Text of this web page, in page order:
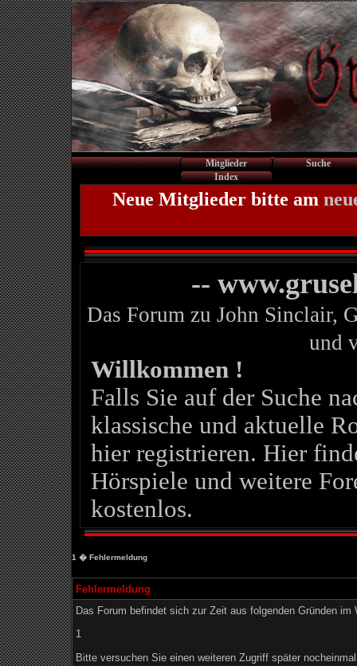
Mitglieder
Suche
Index
Neue Mitglieder bitte am
--
Das Forum zu John Sinclair,
und
Willkommen !
Falls Sie auf der Suche
klassische und aktuelle
hier registrieren. Hier
Hörspiele und weitere
kostenlos.
1 � Fehlermeldung
Fehlermeldung
Das Forum befindet sich zur Zeit aus folgenden Gründen im
1
Bitte versuchen Sie einen weiteren Zugriff später